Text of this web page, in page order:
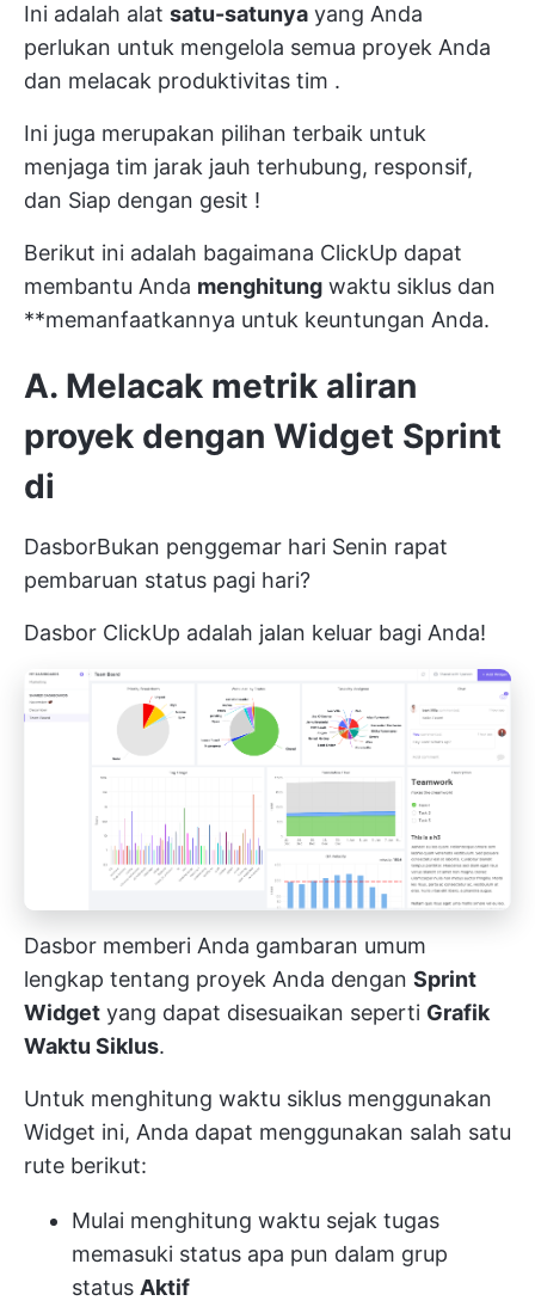
Ini adalah alat satu-satunya yang Anda
perlukan untuk mengelola semua proyek Anda
dan melacak produktivitas tim .
Ini juga merupakan pilihan terbaik untuk
menjaga tim jarak jauh terhubung, responsif,
dan Siap dengan gesit !
Berikut ini adalah bagaimana ClickUp dapat
membantu Anda menghitung waktu siklus dan
**memanfaatkannya untuk keuntungan Anda.
A. Melacak metrik aliran
proyek dengan Widget Sprint
di
DasborBukan penggemar hari Senin rapat
pembaruan status pagi hari?
Dasbor ClickUp adalah jalan keluar bagi Anda!
Dasbor memberi Anda gambaran umum
lengkap tentang proyek Anda dengan Sprint
Widget yang dapat disesuaikan seperti Grafik
Waktu Siklus.
Untuk menghitung waktu siklus menggunakan
Widget ini, Anda dapat menggunakan salah satu
rute berikut:
Mulai menghitung waktu sejak tugas
memasuki status apa pun dalam grup
status Aktif